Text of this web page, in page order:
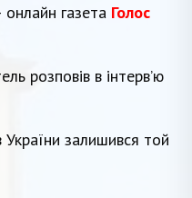
газета Голос
розповів в інтерв’ю
України залишився той